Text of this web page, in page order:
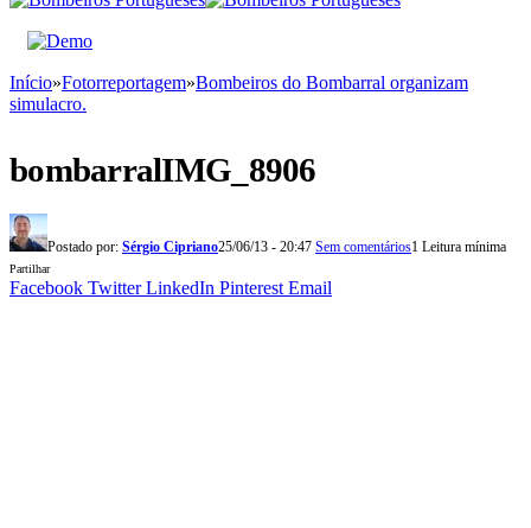
Início»Fotorreportagem»Bombeiros do Bombarral organizam
simulacro.
bombarralIMG_8906
Postado por: Sérgio Cipriano25/06/13 - 20:47 Sem comentários1 Leitura mínima
Partilhar
Facebook Twitter LinkedIn Pinterest Email